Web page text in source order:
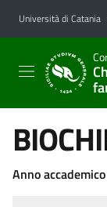
Vai al contenuto
Vai al menu di
Università di Catania
Anno